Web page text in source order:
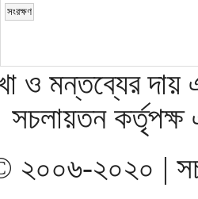
ও মন্তব্যের দায়
সচলায়তন
২০০৬-২০২০ |